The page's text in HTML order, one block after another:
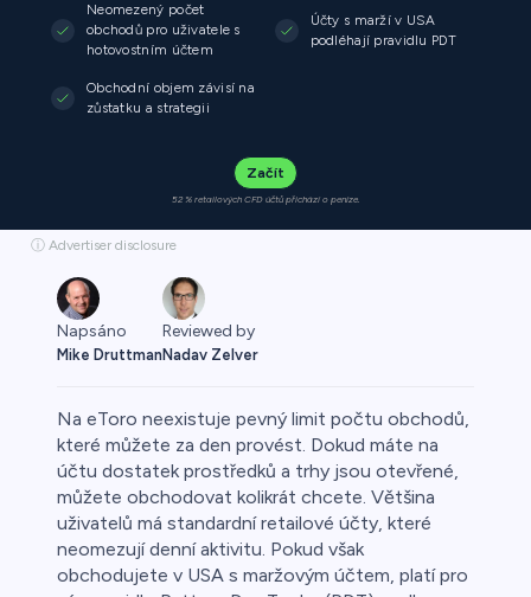
Neomezený počet
obchodů pro uživatele s
hotovostním účtem
Účty s marží v USA
podléhají pravidlu PDT
Obchodní objem závisí na
zůstatku a strategii
Začít
52 % retailových CFD účtů přichází o peníze.
ⓘ Advertiser disclosure
Napsáno
Mike Druttman
Reviewed by
Nadav Zelver
Na eToro neexistuje pevný limit počtu obchodů,
které můžete za den provést. Dokud máte na
účtu dostatek prostředků a trhy jsou otevřené,
můžete obchodovat kolikrát chcete. Většina
uživatelů má standardní retailové účty, které
neomezují denní aktivitu. Pokud však
obchodujete v USA s maržovým účtem, platí pro